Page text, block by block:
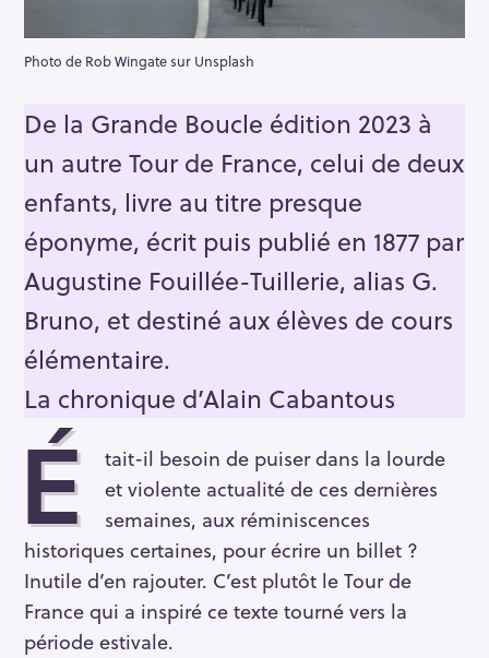
Photo de Rob Wingate sur Unsplash
De la Grande Boucle édition 2023 à
un autre Tour de France, celui de deux
enfants, livre au titre presque
éponyme, écrit puis publié en 1877 par
Augustine Fouillée-Tuillerie, alias G.
Bruno, et destiné aux élèves de cours
élémentaire.
La chronique d’Alain Cabantous
É
tait-il besoin de puiser dans la lourde
et violente actualité de ces dernières
semaines, aux réminiscences
historiques certaines, pour écrire un billet ?
Inutile d’en rajouter. C’est plutôt le Tour de
France qui a inspiré ce texte tourné vers la
période estivale.